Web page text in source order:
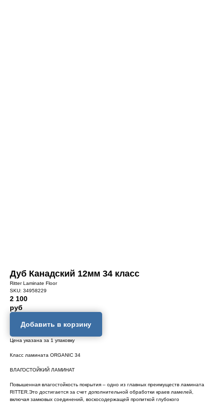
Дуб Канадский 12мм 34 класс
Ritter Laminate Floor
SKU: 34958229
2 100
руб
Добавить в корзину
Цена указана за 1 упаковку
Класс ламината ORGANIC 34
ВЛАГОСТОЙКИЙ ЛАМИНАТ
Повышенная влагостойкость покрытия – одно из главных преимуществ ламината
RITTER.Это достигается за счет дополнительной обработки краев ламелей,
включая замковых соединений, воскосодержащей пропиткой глубокого